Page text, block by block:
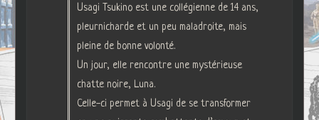
Usagi Tsukino est une collégienne de 14 ans,
pleurnicharde et un peu maladroite, mais
pleine de bonne volonté.
Un jour, elle rencontre une mystérieuse
chatte noire, Luna.
Celle-ci permet à Usagi de se transformer